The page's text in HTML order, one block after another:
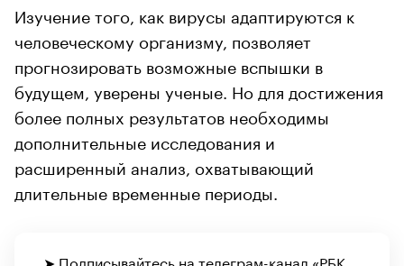
Изучение того, как вирусы адаптируются к
человеческому организму, позволяет
прогнозировать возможные вспышки в
будущем, уверены ученые. Но для достижения
более полных результатов необходимы
дополнительные исследования и
расширенный анализ, охватывающий
длительные временные периоды.
➤ Подписывайтесь на телеграм-канал «РБК